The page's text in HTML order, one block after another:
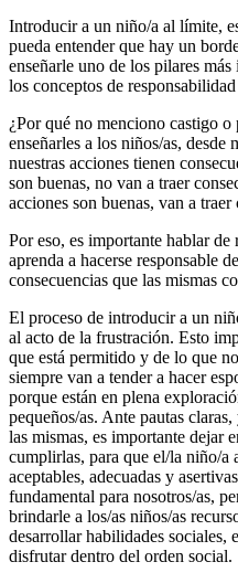
Introducir a un niño/a al límite,
pueda entender que hay un
enseñarle uno de los pilares
los conceptos de
¿Por qué no menciono castigo
enseñarles a los niños/as, desde
nuestras acciones tienen
son buenas, no van a traer
acciones son buenas, van a traer
Por eso, es importante hablar
aprenda a hacerse responsable
consecuencias que las mismas
El proceso de introducir a un
al acto de la frustración. Esto
que está permitido y de lo que
siempre van a tender a hacer
porque están en plena
pequeños/as. Ante pautas
las mismas, es importante dejar
cumplirlas, para que el/la niño/a
aceptables, adecuadas y
fundamental para nosotros/as,
brindarle a los/as niños/as
desarrollar habilidades
disfrutar dentro del orden social.